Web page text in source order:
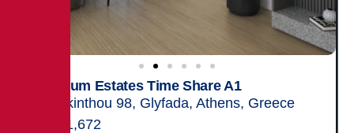
Titanium Estates Time Share A1
Zakinthou 98, Glyfada, Athens, Greece
581,672